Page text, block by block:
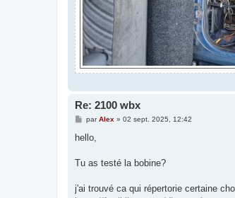
Re: 2100 wbx
M
s
g
parAlex » 02 sept. 2025, 12:42
hello,
Tu as testé la bobine?
j'ai trouvé ca qui répertorie certaine